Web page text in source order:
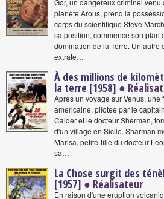
Gor, un dangereux criminel venu
planète Arous, prend la
corps du scientifique Steve
sa position, commence son plan
domination de la Terre. Un autre
extrate…
À des millions de
la terre [1958] ●
Apres un voyage sur Venus, une
americaine, pilotee par le
Calder et le docteur Sherman,
d'un village en Sicile. Sharman
Marisa, petite-fille du docteur
sa…
La Chose surgit des
[1957] ● Réalisateur
En raison d'une eruption